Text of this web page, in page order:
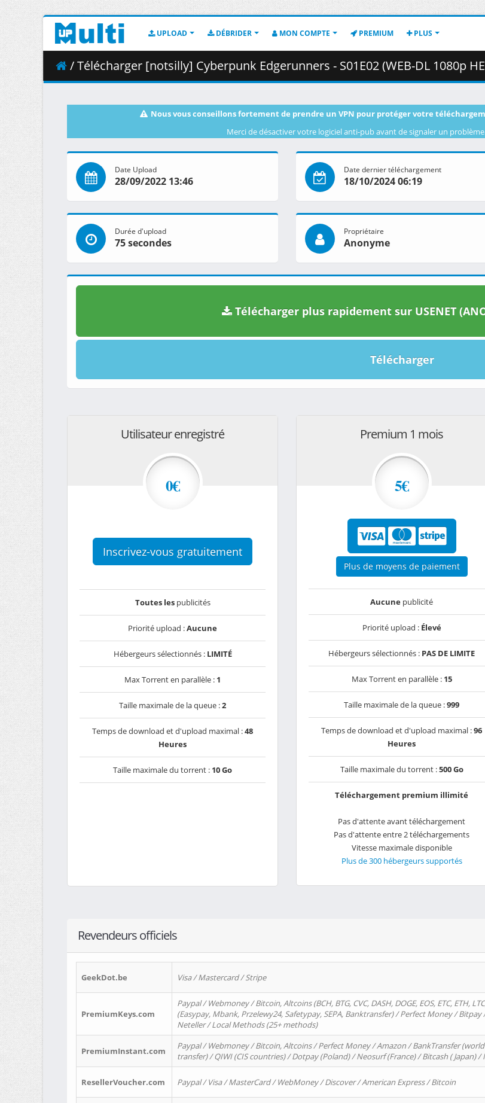
UPLOAD DÉBRIDER MON COMPTE PREMIUM PLUS
/ Télécharger [notsilly] Cyberpunk Edgerunners - S01E02 (WEB-DL 1080p HEVC E-AC-3)
Nous vous conseillons fortement de prendre un VPN pour protéger votre
Merci de désactiver votre logiciel anti-pub avant de signaler un
Date Upload
28/09/2022 13:46
Date dernier téléchargement
18/10/2024 06:19
Durée d'upload
75 secondes
Propriétaire
Anonyme
Télécharger plus rapidement sur USENET
Télécharger
Utilisateur enregistré
0€
Inscrivez-vous gratuitement
Toutes lespublicités
Priorité upload :Aucune
Hébergeurs sélectionnés : LIMITÉ
Max Torrent en parallèle : 1
Taille maximale de la queue :2
Temps de download et d'upload maximal :48
Heures
Taille maximale du torrent : 10 Go
Premium 1 mois
5€
Plus de moyens de paiement
Aucune publicité
Priorité upload : Élevé
Hébergeurs sélectionnés : PAS DE LIMITE
Max Torrent en parallèle : 15
Taille maximale de la queue :999
Temps de download et d'upload maximal :96
Heures
Taille maximale du torrent :500 Go
Téléchargement premium illimité
Pas d'attente avant téléchargement
Pas d'attente entre 2 téléchargements
Vitesse maximale disponible
Plus de 300 hébergeurs supportés
Revendeurs officiels
GeekDot.be Visa / Mastercard / Stripe
PremiumKeys.com
Paypal / Webmoney / Bitcoin, Altcoins (BCH, BTG, CVC, DASH, DOGE, EOS, ETC, ETH,
(Easypay, Mbank, Przelewy24, Safetypay, SEPA, Banktransfer) / Perfect Money /
Neteller / Local Methods (25+ methods)
PremiumInstant.com
Paypal / Webmoney / Bitcoin, Altcoins / Perfect Money / Amazon / BankTransfer
transfer) / QIWI (CIS countries) / Dotpay (Poland) / Neosurf (France) / Bitcash ( Japan)
ResellerVoucher.com Paypal / Visa / MasterCard / WebMoney / Discover / American Express / Bitcoin